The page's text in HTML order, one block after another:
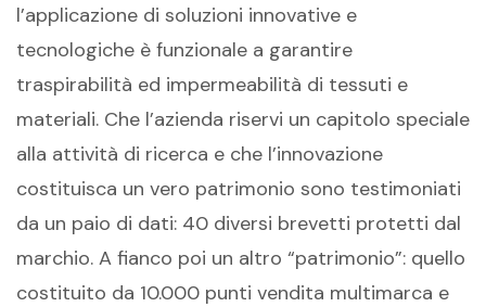
l’applicazione di soluzioni innovative e
tecnologiche è funzionale a garantire
traspirabilità ed impermeabilità di tessuti e
materiali. Che l’azienda riservi un capitolo speciale
alla attività di ricerca e che l’innovazione
costituisca un vero patrimonio sono testimoniati
da un paio di dati: 40 diversi brevetti protetti dal
marchio. A fianco poi un altro “patrimonio”: quello
costituito da 10.000 punti vendita multimarca e